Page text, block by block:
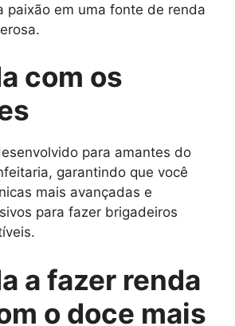
paixão em uma fonte de renda
com os
para amantes do
garantindo que você
mais avançadas e
para fazer brigadeiros
a fazer renda
o doce mais